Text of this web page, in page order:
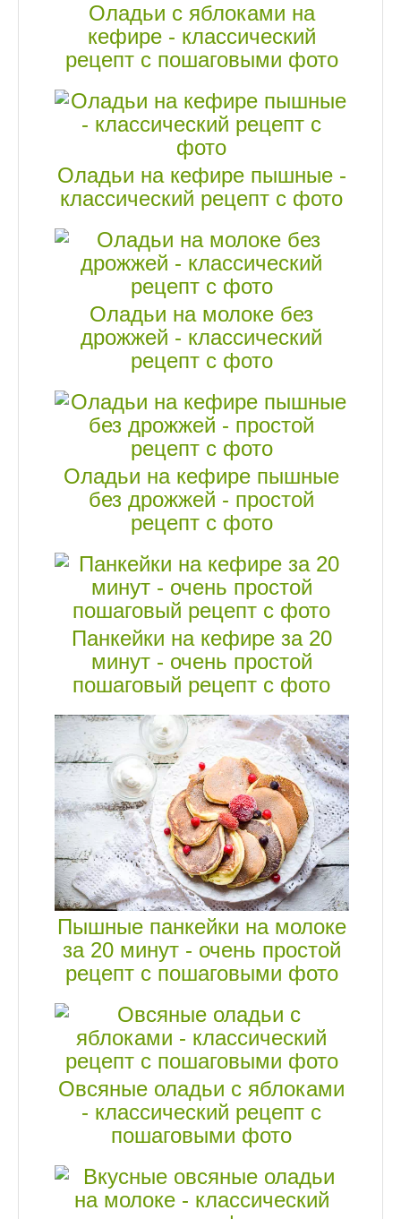
Оладьи с яблоками на
кефире - классический
рецепт с пошаговыми фото
Оладьи на кефире пышные -
классический рецепт с фото
Оладьи на молоке без
дрожжей - классический
рецепт с фото
Оладьи на кефире пышные
без дрожжей - простой
рецепт с фото
Панкейки на кефире за 20
минут - очень простой
пошаговый рецепт с фото
Пышные панкейки на молоке
за 20 минут - очень простой
рецепт с пошаговыми фото
Овсяные оладьи с яблоками
- классический рецепт с
пошаговыми фото